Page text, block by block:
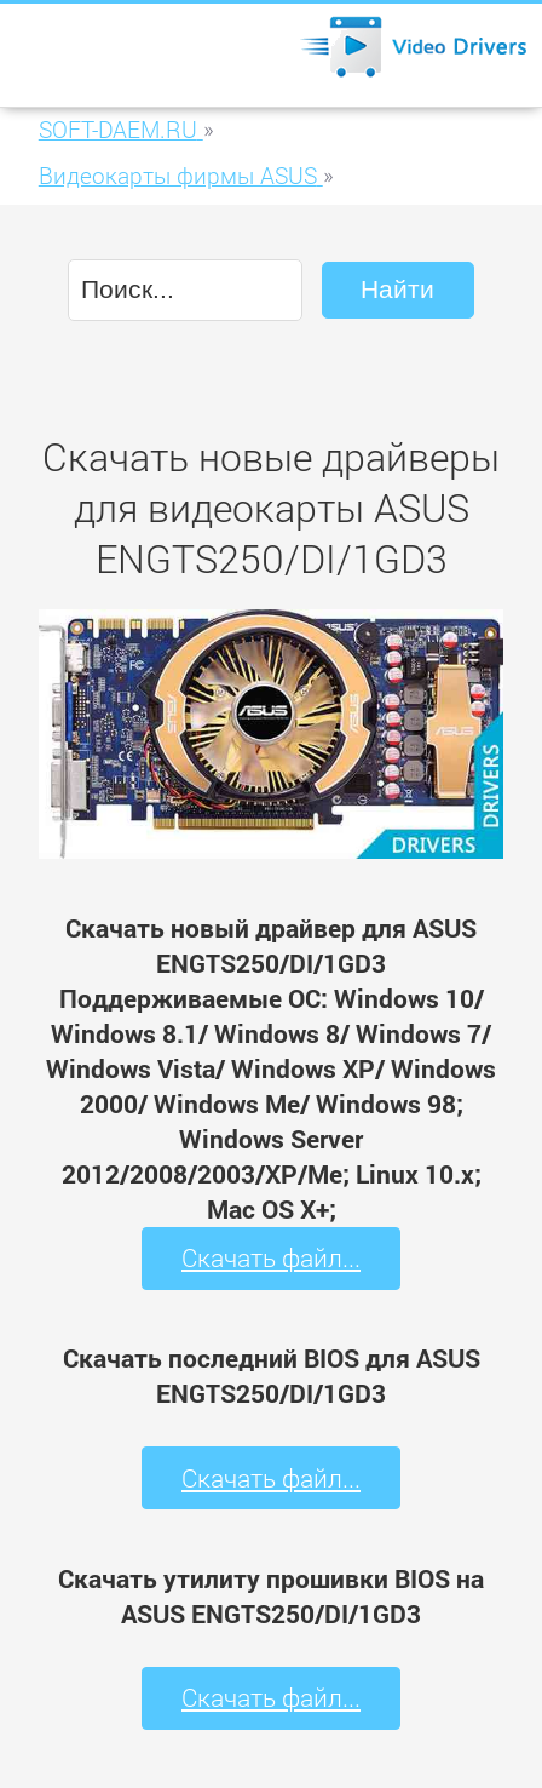
SOFT-DAEM.RU »
Видеокарты фирмы ASUS »
Скачать новые драйверы
для видеокарты ASUS
ENGTS250/DI/1GD3
Скачать новый драйвер для ASUS
ENGTS250/DI/1GD3
Поддерживаемые ОС: Windows 10/
Windows 8.1/ Windows 8/ Windows 7/
Windows Vista/ Windows XP/ Windows
2000/ Windows Me/ Windows 98;
Windows Server
2012/2008/2003/XP/Me; Linux 10.x;
Mac OS X+;
Скачать файл...
Скачать последний BIOS для ASUS
ENGTS250/DI/1GD3
Скачать файл...
Скачать утилиту прошивки BIOS на
ASUS ENGTS250/DI/1GD3
Скачать файл...